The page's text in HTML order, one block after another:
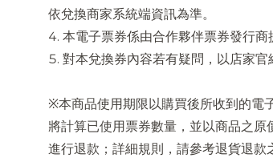
依兌換商家系統端資訊為準。
本電子票券係由合作夥伴票券發行商
對本兌換券內容若有疑問，以店家官
※本商品使用期限以購買後所收到的電
將計算已使用票券數量，並以商品之
進行退款；詳細規則，請參考退貨退款